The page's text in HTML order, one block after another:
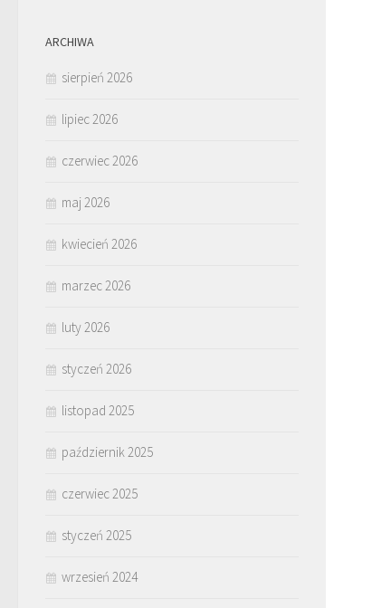
ARCHIWA
sierpień 2026
lipiec 2026
czerwiec 2026
maj 2026
kwiecień 2026
marzec 2026
luty 2026
styczeń 2026
listopad 2025
październik 2025
czerwiec 2025
styczeń 2025
wrzesień 2024